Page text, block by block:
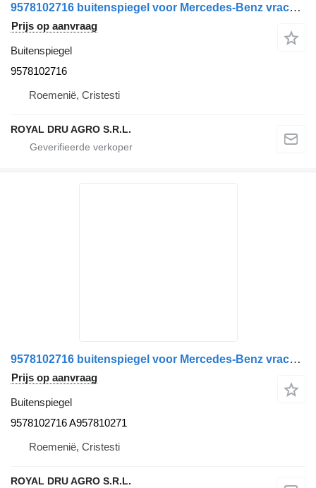
9578102716 buitenspiegel voor Mercedes-Benz vrachtwagen
Prijs op aanvraag
Buitenspiegel
9578102716
Roemenië, Cristesti
ROYAL DRU AGRO S.R.L.
9578102716 buitenspiegel voor Mercedes-Benz vrachtwagen
Prijs op aanvraag
Buitenspiegel
9578102716 A957810271
Roemenië, Cristesti
ROYAL DRU AGRO S.R.L.